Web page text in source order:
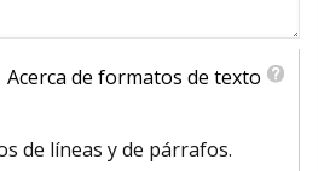
Acerca de formatos de texto
de líneas y de párrafos.